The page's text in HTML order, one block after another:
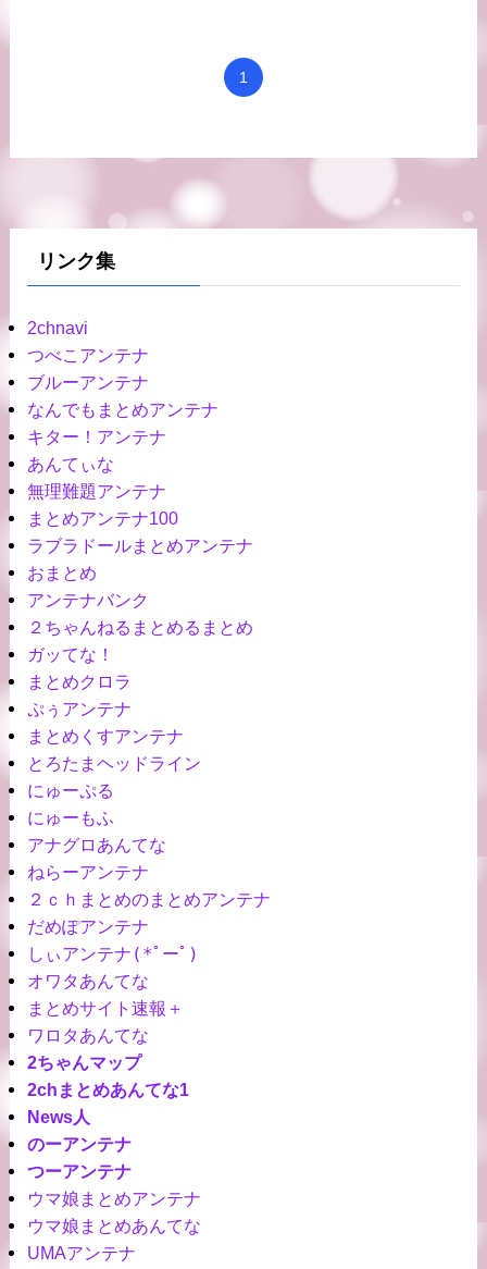
1
リンク集
2chnavi
つべこアンテナ
ブルーアンテナ
なんでもまとめアンテナ
キター！アンテナ
あんてぃな
無理難題アンテナ
ま とめアンテナ100
ラブラドールまとめアンテナ
おまとめ
アンテナバンク
２ちゃんねるまとめるまとめ
ガッてな！
まとめクロラ
ぷぅアンテナ
まとめくすアンテナ
とろたまヘッドライン
にゅーぷる
にゅーもふ
アナグロあんてな
ねらーアンテナ
２ｃｈまとめのまとめアンテナ
だめぽアンテナ
しぃアンテナ(*ﾟーﾟ)
オワタあんてな
まとめサイト速報＋
ワロタあんてな
2ちゃんマップ
2chまとめあんてな1
News人
のーアンテナ
つーアンテナ
ウマ娘まとめアンテナ
ウマ娘まとめあんてな
UMAアンテナ